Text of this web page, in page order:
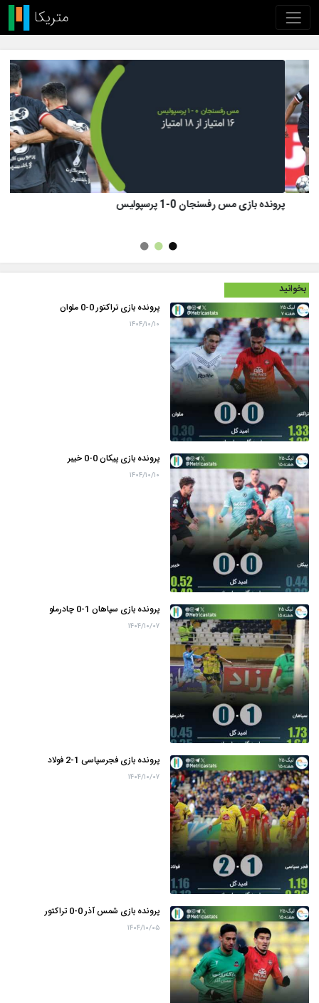
پرونده بازی تراکتور 1 (8)-(7) 1 پرسپولیس
بخوانید
پرونده بازی تراکتور 0-0 ملوان
۱۴۰۴/۱۰/۱۰
پرونده بازی پیکان 0-0 خیبر
۱۴۰۴/۱۰/۱۰
پرونده بازی سپاهان 1-0 چادرملو
۱۴۰۴/۱۰/۰۷
پرونده بازی فجرسپاسی 1-2 فولاد
۱۴۰۴/۱۰/۰۷
پرونده بازی شمس آذر 0-0 تراکتور
۱۴۰۴/۱۰/۰۵